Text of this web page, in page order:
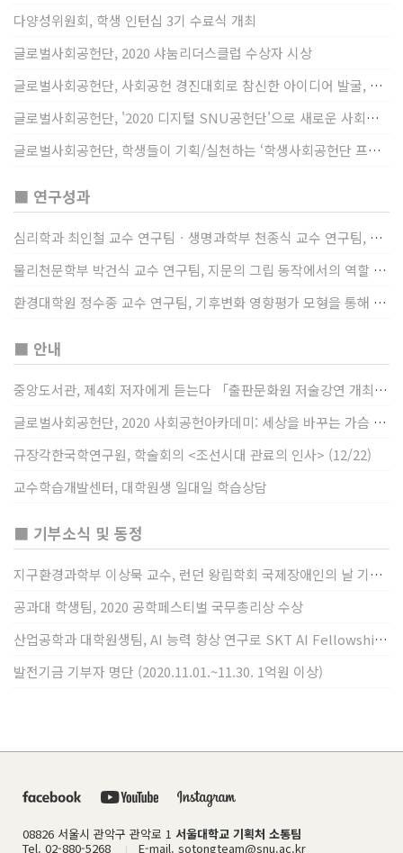
다양성위원회, 학생 인턴십 3기 수료식 개최
글로벌사회공헌단, 2020 샤눔리더스클럽 수상자 시상
글로벌사회공헌단, 사회공헌 경진대회로 참신한 아이디어 발굴, 지원
글로벌사회공헌단, '2020 디지털 SNU공헌단'으로 새로운 사회공헌에 도전
글로벌사회공헌단, 학생들이 기획/실천하는 ‘학생사회공헌단 프로젝트’ 진행
■ 연구성과
심리학과 최인철 교수 연구팀ㆍ생명과학부 천종식 교수 연구팀, 장내 마이크로바이옴과 정서적 웰빙간 관계 규명
물리천문학부 박건식 교수 연구팀, 지문의 그립 동작에서의 역할 및 원리 규명
환경대학원 정수종 교수 연구팀, 기후변화 영향평가 모형을 통해 기후변화에 따른 급격한 토양수분의 감소가 발생하는 지역과 시간을 규명
■ 안내
중앙도서관, 제4회 저자에게 듣는다 「출판문화원 저술강연 개최」(12/17)
글로벌사회공헌단, 2020 사회공헌아카데미: 세상을 바꾸는 가슴 따뜻한 나눔(12/23~24)
규장각한국학연구원, 학술회의 <조선시대 관료의 인사> (12/22)
교수학습개발센터, 대학원생 일대일 학습상담
■ 기부소식 및 동정
지구환경과학부 이상묵 교수, 런던 왕립학회 국제장애인의 날 기념 “전 세계 장애가 있는 과학자”에 소개
공과대 학생팀, 2020 공학페스티벌 국무총리상 수상
산업공학과 대학원생팀, AI 능력 향상 연구로 SKT AI Fellowship 2기 최우수팀 선정
발전기금 기부자 명단 (2020.11.01.~11.30. 1억원 이상)
08826 서울시 관악구 관악로 1 서울대학교 기획처 소통팀
Tel. 02-880-5268
l E-mail. sotongteam@snu.ac.kr